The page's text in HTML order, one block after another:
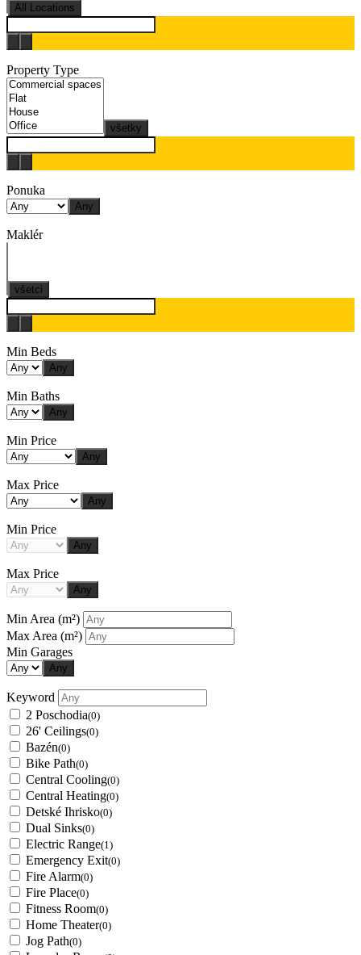
All Locations
Property Type
všetky
Ponuka
Any
Maklér
všetci
Min Beds
Any
Min Baths
Any
Min Price
Any
Max Price
Any
Min Price
Any
Max Price
Any
Min Area (m²)
Max Area (m²)
Min Garages
Any
Keyword
2 Poschodia(0)
26' Ceilings(0)
Bazén(0)
Bike Path(0)
Central Cooling(0)
Central Heating(0)
Detské Ihrisko(0)
Dual Sinks(0)
Electric Range(1)
Emergency Exit(0)
Fire Alarm(0)
Fire Place(0)
Fitness Room(0)
Home Theater(0)
Jog Path(0)